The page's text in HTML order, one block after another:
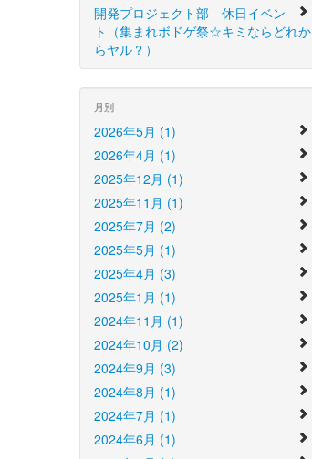
開発プロジェクト部 休日イベン
ト（集まれボドゲ祭☆キミならどれか
らヤル？）
月別
2026年5月 (1)
2026年4月 (1)
2025年12月 (1)
2025年11月 (1)
2025年7月 (2)
2025年5月 (1)
2025年4月 (3)
2025年1月 (1)
2024年11月 (1)
2024年10月 (2)
2024年9月 (3)
2024年8月 (1)
2024年7月 (1)
2024年6月 (1)